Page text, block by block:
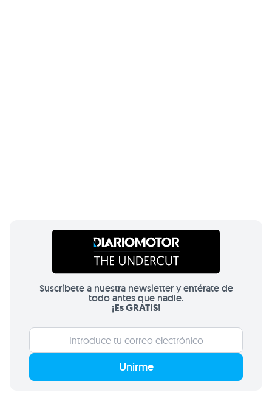
Suscríbete a nuestra newsletter y entérate de
todo antes que nadie.
¡Es GRATIS!
Unirme